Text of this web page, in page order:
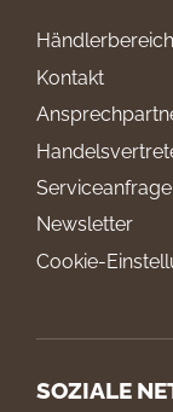
Händlerbereich
Kontakt
Serviceanfrage
Newsletter
Cookie-
SOZIALE